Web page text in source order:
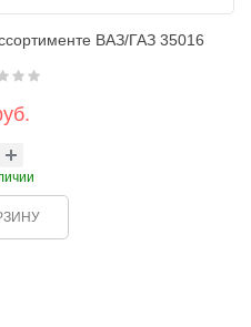
ВАЗ/ГАЗ 35016